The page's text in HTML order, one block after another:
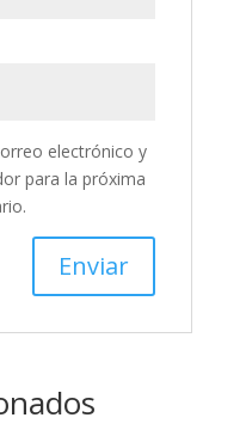
electrónico y
para la próxima